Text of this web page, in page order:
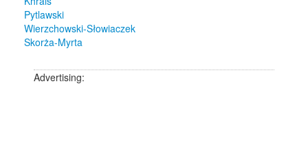
Pytlawski
Wierzchowski-Słowiaczek
Skorża-Myrta
Advertising: